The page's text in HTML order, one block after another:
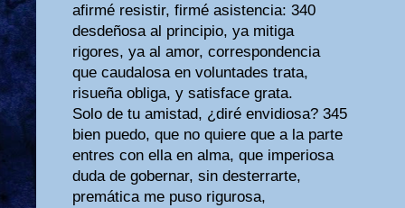
afirmé resistir, firmé asistencia: 340
desdeñosa al principio, ya mitiga
rigores, ya al amor, correspondencia
que caudalosa en voluntades trata,
risueña obliga, y satisface grata.
Solo de tu amistad, ¿diré envidiosa? 345
bien puedo, que no quiere que a la parte
entres con ella en alma, que imperiosa
duda de gobernar, sin desterrarte,
premática me puso rigurosa,